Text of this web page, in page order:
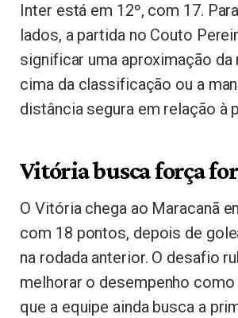
Inter está em 12º, com 17.
lados, a partida no Couto
significar uma aproximação da
cima da classificação ou a
distância segura em relação à
Vitória busca força
O Vitória chega ao Maracanã
com 18 pontos, depois de
na rodada anterior. O desafio
melhorar o desempenho
que a equipe ainda busca a